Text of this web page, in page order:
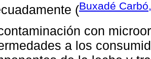
(Buxadé
con
a los